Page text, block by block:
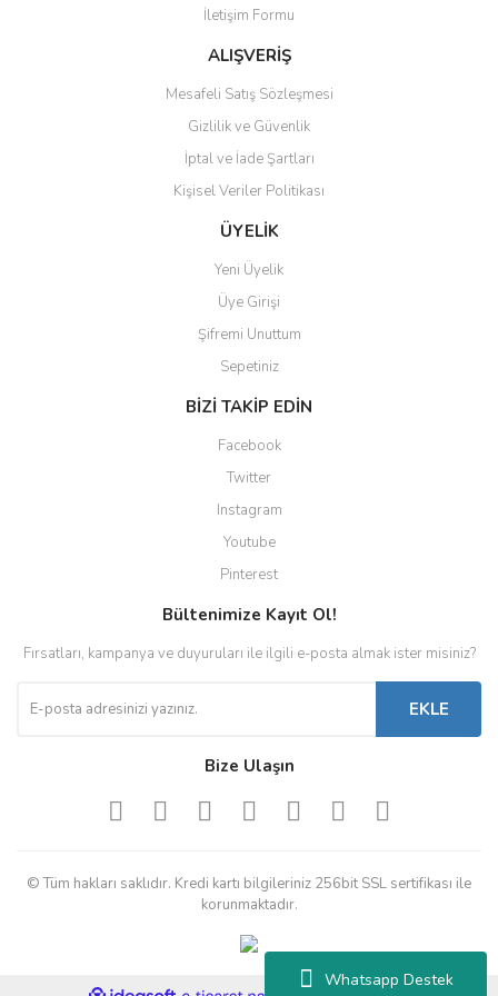
Whatsapp Destek
Ürün fiyatı diğer sitelerden daha pahalı.
Bu ürüne benzer farklı alternatifler olmalı.
Gönder
İletişim Formu
ALIŞVERİŞ
Mesafeli Satış Sözleşmesi
Gizlilik ve Güvenlik
İptal ve İade Şartları
Kişisel Veriler Politikası
ÜYELİK
Yeni Üyelik
Üye Girişi
Şifremi Unuttum
Sepetiniz
BİZİ TAKİP EDİN
Facebook
Twitter
Instagram
Youtube
Pinterest
Bültenimize Kayıt Ol!
Fırsatları, kampanya ve duyuruları ile ilgili e-posta almak ister misiniz?
EKLE
Bize Ulaşın
© Tüm hakları saklıdır. Kredi kartı bilgileriniz 256bit SSL sertifikası ile
korunmaktadır.